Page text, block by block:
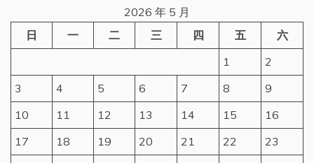
2026 年 5 月
日
一 二 三 四 五
六
1
2
3
4 5 6 7 8
9
10
11 12 13 14 15
16
17
18 19 20 21 22
23